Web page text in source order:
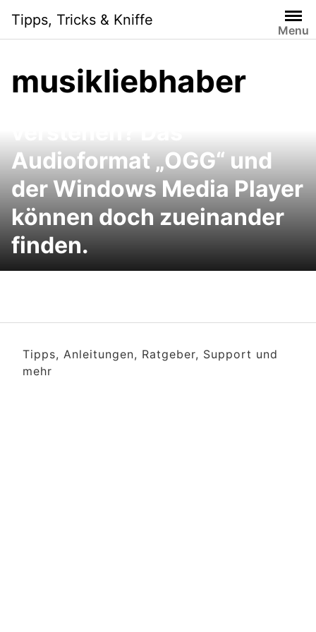
content
Tipps, Tricks & Kniffe
Menu
musikliebhaber
Audioformat „OGG“ und
der Windows Media Player
können doch zueinander
finden.
Tipps, Anleitungen, Ratgeber, Support und
mehr